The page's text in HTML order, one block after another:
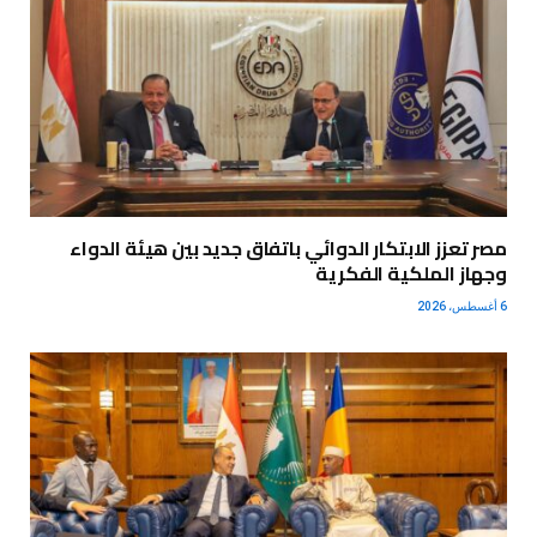
مصر تعزز الابتكار الدوائي باتفاق جديد بين هيئة الدواء
وجهاز الملكية الفكرية
6 أغسطس، 2026